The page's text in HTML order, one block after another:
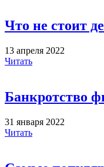
Что не стоит
13 апреля 2022
Читать
Банкротство
31 января 2022
Читать